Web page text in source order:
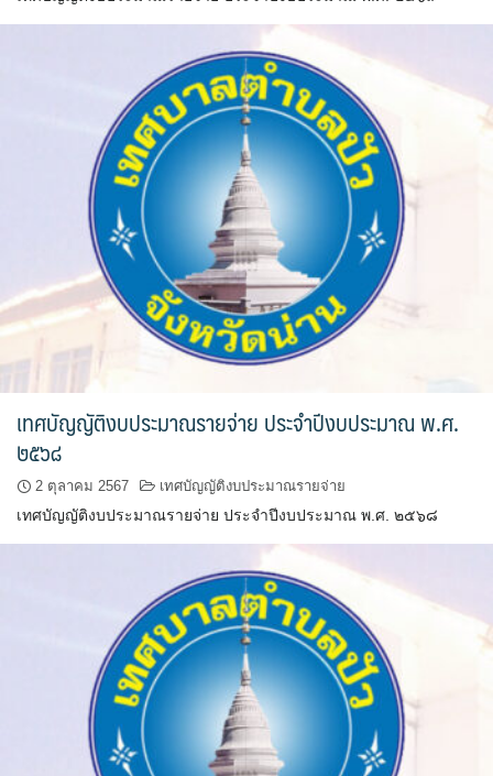
นาเหล่า เก๊าสลี โฮมสเตย์
บวกบัววิวรีสอร์ท
บ้านกังหัน @ ปัวคอทเทจ
บ้านต้นคูณ
บ้านนาโฮมสเตย์
บ้านปัว ปลายนา
บ้านพักชมดอย
บ้านยลญภา
บ้านริมทุ่งรีสอร์ท
บ้านไม้ปลายนา
ป.ปิ๊กโฮมสเตย์
ปรางค์ทองแมนชั่น
เทศบัญญัติงบประมาณรายจ่าย ประจำปีงบประมาณ พ.ศ.
๒๕๖๘
2 ตุลาคม 2567 เทศบัญญัติงบประมาณรายจ่าย
เทศบัญญัติงบประมาณรายจ่าย ประจำปีงบประมาณ พ.ศ. ๒๕๖๘